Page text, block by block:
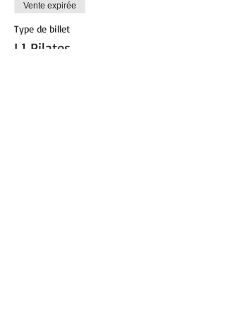
Vente expirée
Type de billet
L1 Pilates